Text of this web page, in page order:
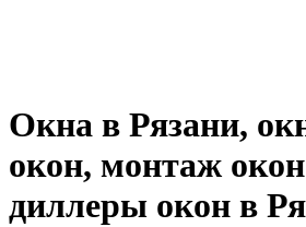
Окна в Рязани,
окон, монтаж
диллеры окон в